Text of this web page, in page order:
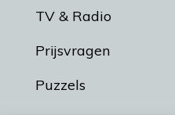
TV & Radio
Prijsvragen
Puzzels